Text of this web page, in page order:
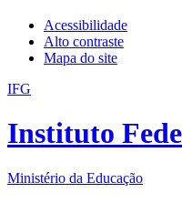
Acessibilidade
Alto contraste
Mapa do site
IFG
Instituto
Ministério da Educação